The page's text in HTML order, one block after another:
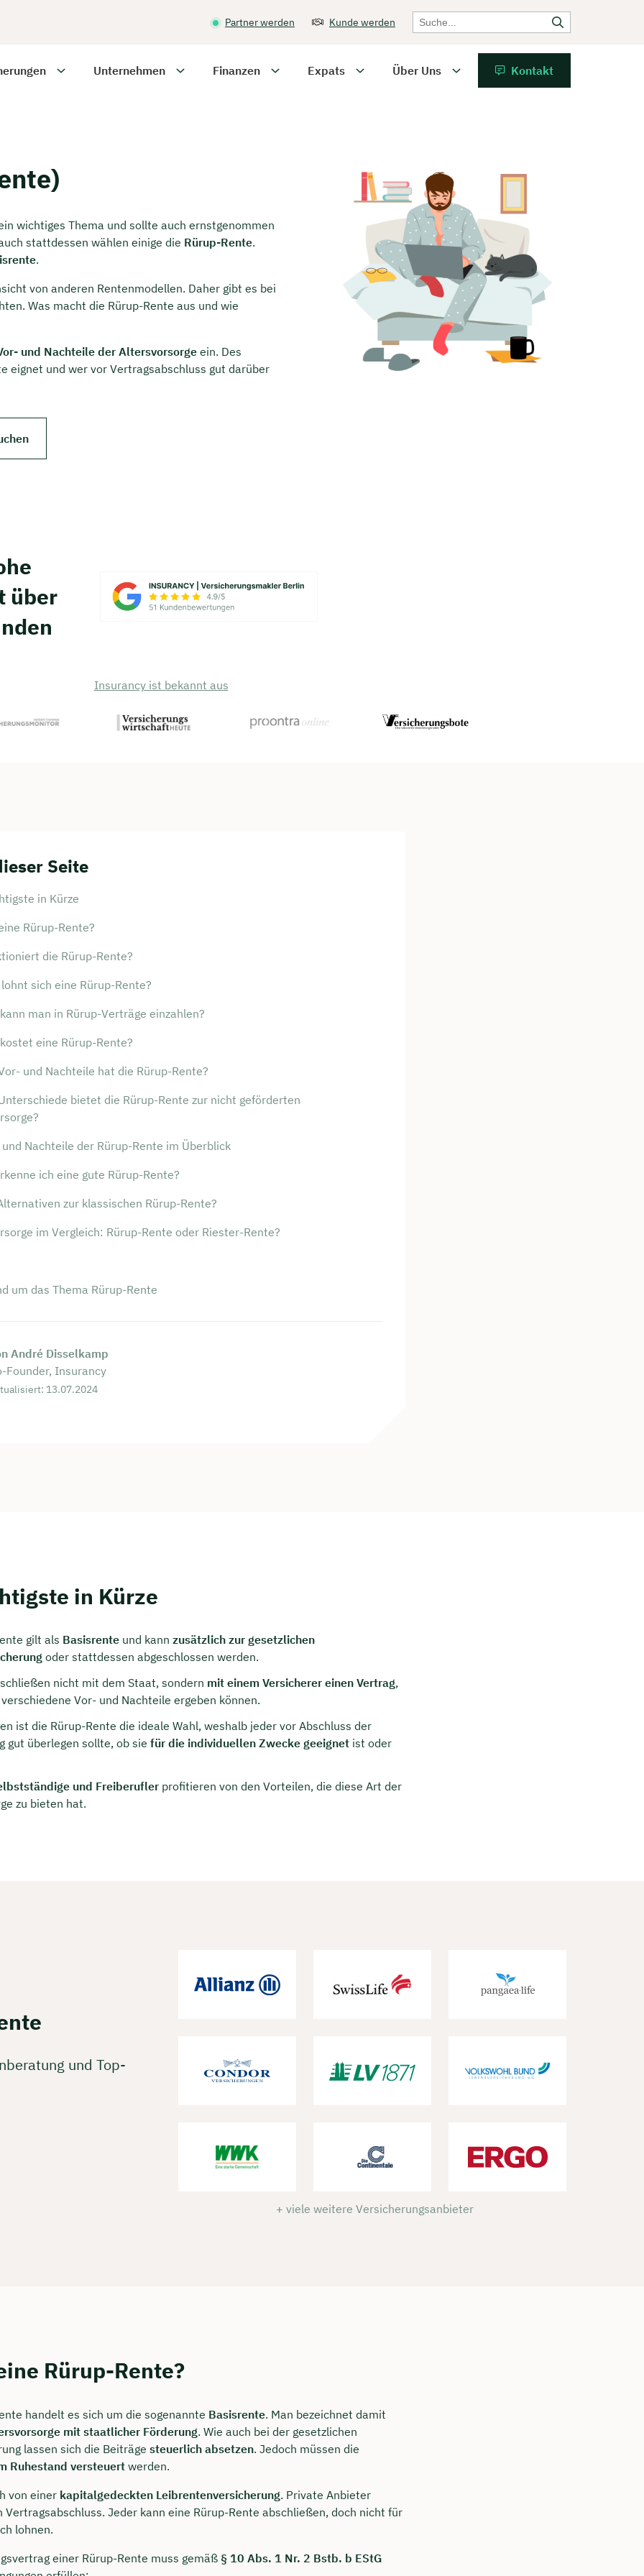
Partner werden Kunde werden
Unternehmen Finanzen Expats Über Uns Kontakt
wichtiges Thema und sollte auch ernstgenommen
stattdessen wählen einige die Rürup-Rente.
.
von anderen Rentenmodellen. Daher gibt es bei
Was macht die Rürup-Rente aus und wie
und Nachteile der Altersvorsorge ein. Des
eignet und wer vor Vertragsabschluss gut darüber
über
Insurancy ist bekannt aus
Seite
in Kürze
Rürup-Rente?
die Rürup-Rente?
sich eine Rürup-Rente?
man in Rürup-Verträge einzahlen?
eine Rürup-Rente?
und Nachteile hat die Rürup-Rente?
bietet die Rürup-Rente zur nicht geförderten
und Nachteile der Rürup-Rente im Überblick
ich eine gute Rürup-Rente?
zur klassischen Rürup-Rente?
im Vergleich: Rürup-Rente oder Riester-Rente?
um das Thema Rürup-Rente
André Disselkamp
Founder, Insurancy
13.07.2024
in Kürze
gilt als Basisrente und kann zusätzlich zur gesetzlichen
oder stattdessen abgeschlossen werden.
nicht mit dem Staat, sondern mit einem Versicherer einen Vertrag,
Vor- und Nachteile ergeben können.
ist die Rürup-Rente die ideale Wahl, weshalb jeder vor Abschluss der
gut überlegen sollte, ob sie für die individuellen Zwecke geeignet ist oder
und Freiberufler profitieren von den Vorteilen, die diese Art der
zu bieten hat.
und Top-
+ viele weitere Versicherungsanbieter
Rürup-Rente?
handelt es sich um die sogenannte Basisrente. Man bezeichnet damit
mit staatlicher Förderung. Wie auch bei der gesetzlichen
lassen sich die Beiträge steuerlich absetzen. Jedoch müssen die
Ruhestand versteuert werden.
von einer kapitalgedeckten Leibrentenversicherung. Private Anbieter
Vertragsabschluss. Jeder kann eine Rürup-Rente abschließen, doch nicht für
lohnen.
einer Rürup-Rente muss gemäß § 10 Abs. 1 Nr. 2 Bstb. b EStG
30 Minuten
Sie jetzt Ihren Wunschtermin:
buchen